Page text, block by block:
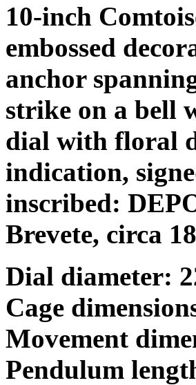
10-inch
embossed
anchor
strike on a bell
dial with floral
indication,
inscribed:
Brevete, circa
Dial diameter:
Cage
Movement
Pendulum